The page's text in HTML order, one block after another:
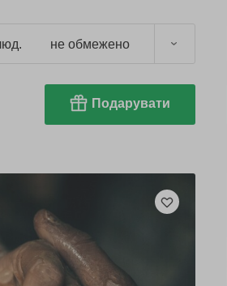
не обмежено
Подарувати